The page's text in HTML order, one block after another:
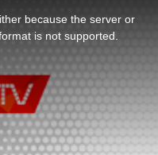
because the server or
is not supported.